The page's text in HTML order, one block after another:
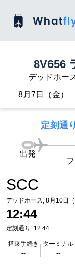
8V656
デッドホー
8月7日（金）
定刻通
SCC
デッドホース, 8月10日（
12:44
定刻通り: 12:44
搭乗手続き
--
ターミナル
--
出発